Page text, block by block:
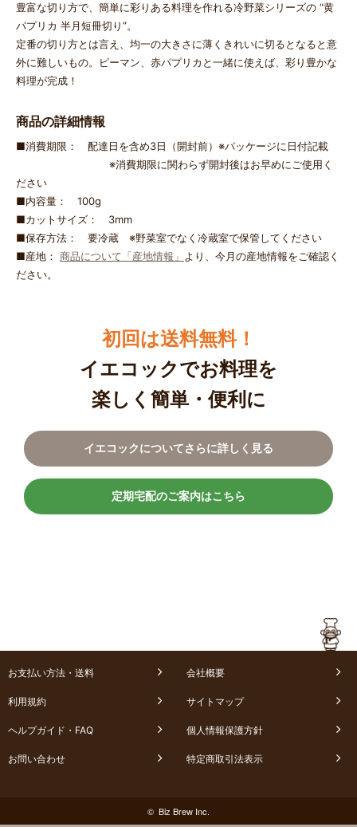
豊富な切り方で、簡単に彩りある料理を作れる冷野菜シリーズの “黄
パプリカ 半月短冊切り”。
定番の切り方とは言え、均一の大きさに薄くきれいに切るとなると意
外に難しいもの。ピーマン、赤パプリカと一緒に使えば、彩り豊かな
料理が完成！
商品の詳細情報
■消費期限： 配達日を含め3日（開封前）※パッケージに日付記載
※消費期限に関わらず開封後はお早めにご使用く
ださい
■内容量： 100g
■カットサイズ： 3mm
■保存方法： 要冷蔵 ※野菜室でなく冷蔵室で保管してください
■産地： 商品について「産地情報」 より、今月の産地情報をご確認く
ださい。
初回は送料無料！
イエコックでお料理を
楽しく簡単・便利に
イエコックについてさらに詳しく見る
定期宅配のご案内はこちら
お支払い方法・送料 会社概要
利用規約 サイトマップ
ヘルプガイド・FAQ 個人情報保護方針
お問い合わせ 特定商取引法表示
© Biz Brew Inc.